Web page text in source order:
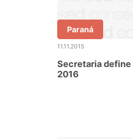
Paraná
11.11.2015
Secretaria
2016